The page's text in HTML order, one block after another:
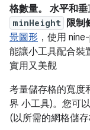
格數量。 水平和
minHeight 限制
景圖形 ，使用
能讓小工具配合裝
實用又美觀
考量儲存格的寬度
界 小工具)。您可
(以所需的網格儲存